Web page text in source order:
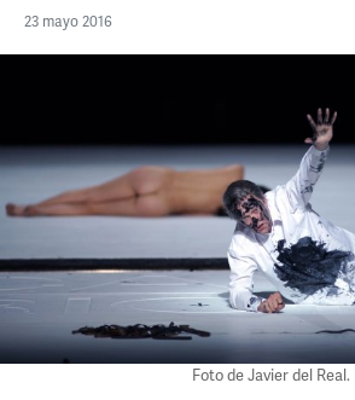
23 mayo 2016
Foto de Javier del Real.